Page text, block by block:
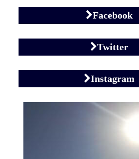
Facebook
Twitter
Instagram